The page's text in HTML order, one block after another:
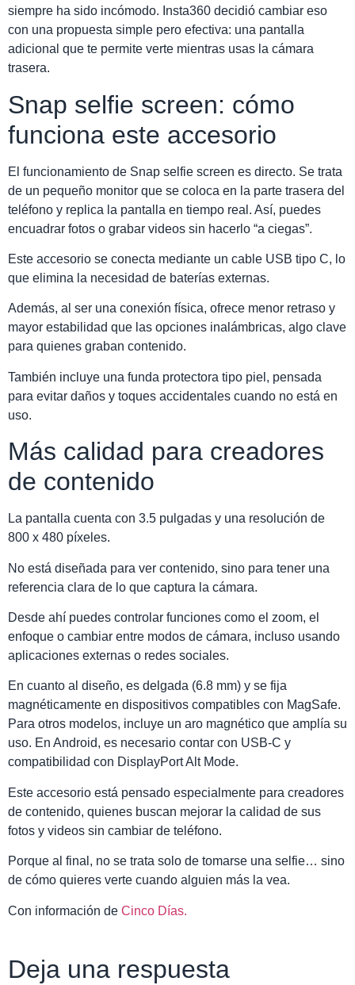
siempre ha sido incómodo. Insta360 decidió cambiar eso
con una propuesta simple pero efectiva: una pantalla
adicional que te permite verte mientras usas la cámara
trasera.
Snap selfie screen: cómo
funciona este accesorio
El funcionamiento de Snap selfie screen es directo. Se trata
de un pequeño monitor que se coloca en la parte trasera del
teléfono y replica la pantalla en tiempo real. Así, puedes
encuadrar fotos o grabar videos sin hacerlo “a ciegas”.
Este accesorio se conecta mediante un cable USB tipo C, lo
que elimina la necesidad de baterías externas.
Además, al ser una conexión física, ofrece menor retraso y
mayor estabilidad que las opciones inalámbricas, algo clave
para quienes graban contenido.
También incluye una funda protectora tipo piel, pensada
para evitar daños y toques accidentales cuando no está en
uso.
Más calidad para creadores
de contenido
La pantalla cuenta con 3.5 pulgadas y una resolución de
800 x 480 píxeles.
No está diseñada para ver contenido, sino para tener una
referencia clara de lo que captura la cámara.
Desde ahí puedes controlar funciones como el zoom, el
enfoque o cambiar entre modos de cámara, incluso usando
aplicaciones externas o redes sociales.
En cuanto al diseño, es delgada (6.8 mm) y se fija
magnéticamente en dispositivos compatibles con MagSafe.
Para otros modelos, incluye un aro magnético que amplía su
uso. En Android, es necesario contar con USB-C y
compatibilidad con DisplayPort Alt Mode.
Este accesorio está pensado especialmente para creadores
de contenido, quienes buscan mejorar la calidad de sus
fotos y videos sin cambiar de teléfono.
Porque al final, no se trata solo de tomarse una selfie… sino
de cómo quieres verte cuando alguien más la vea.
Con información de Cinco Días.
Deja una respuesta